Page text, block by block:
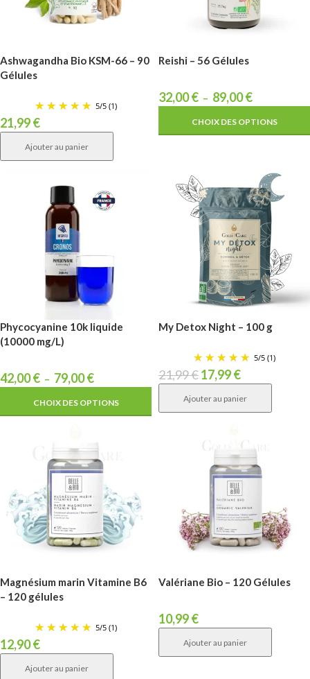
Ashwagandha Bio KSM-66 – 90
Gélules
5/5 (1)
21,99€
Ajouter au panier
Reishi – 56 Gélules
32,00€ – 89,00€
CHOIX DES OPTIONS
Phycocyanine 10k liquide
(10000 mg/L)
42,00€ – 79,00€
CHOIX DES OPTIONS
My Detox Night – 100 g
5/5 (1)
21,99€17,99€
Ajouter au panier
Magnésium marin Vitamine B6
– 120 gélules
5/5 (1)
12,90€
Ajouter au panier
Valériane Bio – 120 Gélules
10,99€
Ajouter au panier